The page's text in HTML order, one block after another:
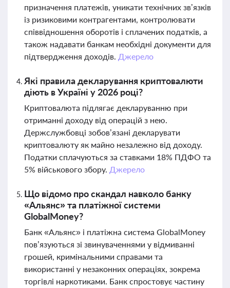
призначення платежів, уникати технічних зв’язків
із ризиковими контрагентами, контролювати
співвідношення оборотів і сплачених податків, а
також надавати банкам необхідні документи для
підтвердження доходів. Джерело
Які правила декларування криптовалюти
діють в Україні у 2026 році?
Криптовалюта підлягає декларуванню при
отриманні доходу від операцій з нею.
Держслужбовці зобов’язані декларувати
криптовалюту як майно незалежно від доходу.
Податки сплачуються за ставками 18% ПДФО та
5% військового збору. Джерело
Що відомо про скандал навколо банку
«Альянс» та платіжної системи
GlobalMoney?
Банк «Альянс» і платіжна система GlobalMoney
пов’язуються зі звинуваченнями у відмиванні
грошей, кримінальними справами та
використанні у незаконних операціях, зокрема
торгівлі наркотиками. Банк спростовує частину